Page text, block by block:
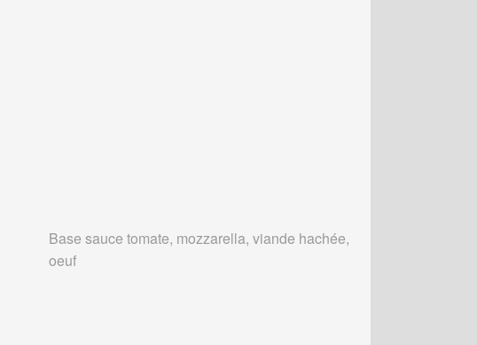
Base sauce tomate, mozzarella, viande hachée,
oeuf